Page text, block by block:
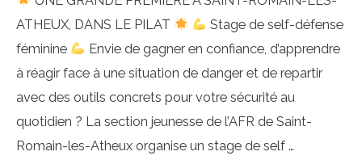
ATHEUX, DANS LE PILAT
Stage de self-défense
féminine
Envie de gagner en confiance, d’apprendre
à réagir face à une situation de danger et de repartir
avec des outils concrets pour votre sécurité au
quotidien ? La section jeunesse de l’AFR de Saint-
Romain-les-Atheux organise un stage de self …